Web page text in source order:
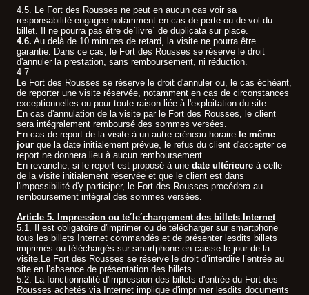
4.5. Le Fort des Rousses ne peut en aucun cas voir sa
responsabilité engagée notamment en cas de perte ou de vol du
billet. Il ne pourra pas être de´livre´ de duplicata sur place.
4.6. Au delà de 10 minutes de retard, la visite ne pourra être
garantie. Dans ce cas, le Fort des Rousses se réserve le droit
d'annuler la prestation, sans remboursement, ni réduction.
4.7.
Le Fort des Rousses se réserve le droit d'annuler ou, le cas échéant,
de reporter une visite réservée, notamment en cas de circonstances
exceptionnelles ou pour toute raison liée à l'exploitation du site.
En cas d'annulation de la visite par le Fort des Rousses, le client
sera intégralement remboursé des sommes versées.
En cas de report de la visite à un autre créneau horaire le même
jourque la date initialement prévue, le refus du client d'accepter ce
report ne donnera lieu à aucun remboursement.
En revanche, si le report est proposé à une date ultérieureà celle
de la visite initialement réservée et que le client est dans
l'impossibilité d'y participer, le Fort des Rousses procédera au
remboursement intégral des sommes versées.
Article 5. Impression ou te´le´chargement des billets Internet
5.1. Il est obligatoire d'imprimer ou de télécharger sur smartphone
tous les billets Internet commandés et de présenter lesdits billets
imprimés ou téléchargés sur smartphone en caisse le jour de la
visite.Le Fort des Rousses se réserve le droit d’interdire l’entrée au
site en l’absence de présentation des billets.
5.2. La fonctionnalité d'impression des billets d'entrée du Fort des
Rousses achetés via Internet implique d'imprimer lesdits documents